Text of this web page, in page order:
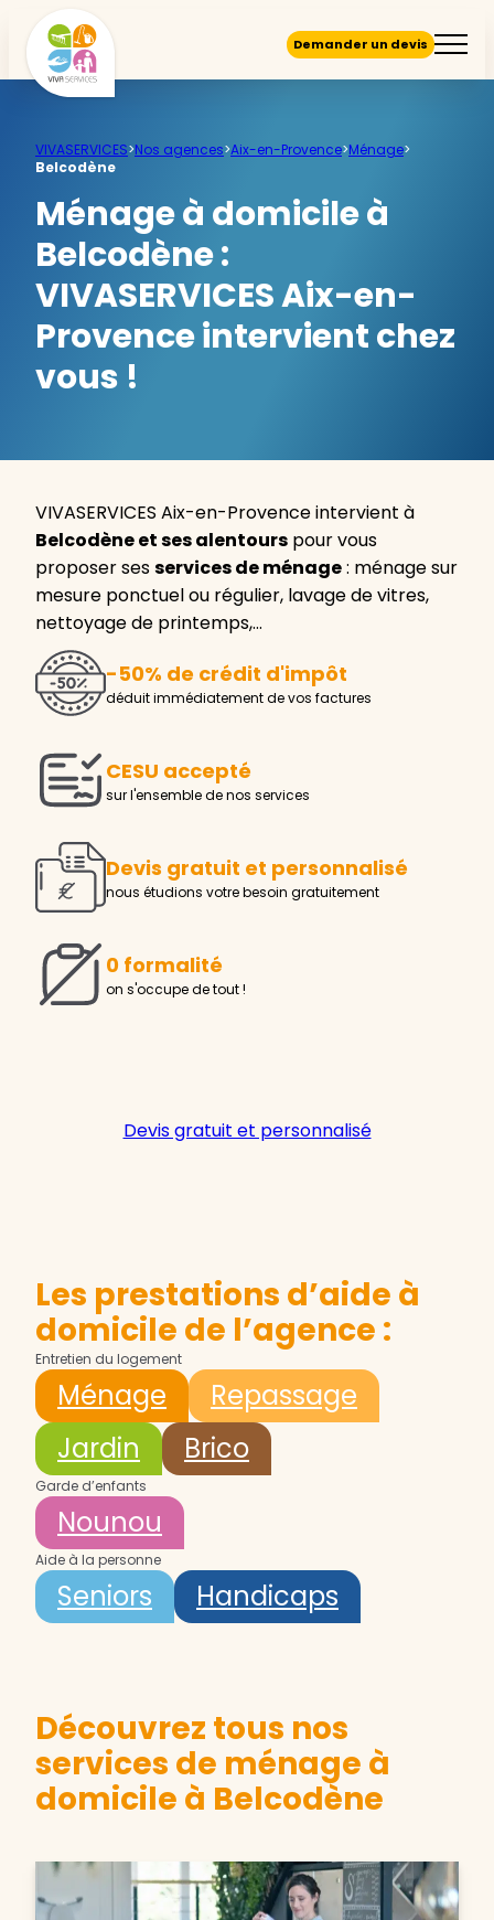
Demander un devis
VIVASERVICES>Nos agences>Aix-en-Provence>Ménage>
Belcodène
Ménage à domicile à
Belcodène :
VIVASERVICES Aix-en-
Provence intervient chez
vous !
VIVASERVICES Aix-en-Provence intervient à
Belcodène et ses alentours pour vous
proposer sesservices de ménage: ménage sur
mesure ponctuel ou régulier, lavage de vitres,
nettoyage de printemps,…
-50% de crédit d'impôt
déduit immédiatement de vos factures
CESU accepté
sur l'ensemble de nos services
Devis gratuit et personnalisé
nous étudions votre besoin gratuitement
0 formalité
on s'occupe de tout !
Devis gratuit et personnalisé
Les prestations d’aide à
domicile de l’agence :
Entretien du logement
Ménage
Repassage
Jardin
Brico
Garde d’enfants
Nounou
Aide à la personne
Seniors Handicaps
Découvrez tous nos
services de ménage à
domicile à Belcodène